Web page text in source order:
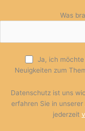
Was
Ja, ich
Neuigkeiten zum
Datenschutz ist uns
erfahren Sie in unserer
jederzeit